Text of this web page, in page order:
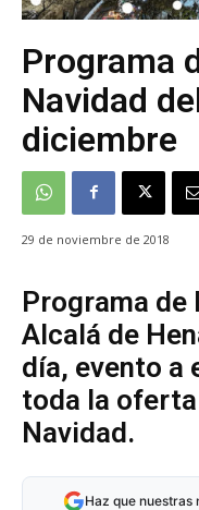
Programa
Navidad
diciembre
29 de noviembre de 2018
Programa de
Alcalá de
día, evento a
toda la
Navidad.
Haz que nuestras